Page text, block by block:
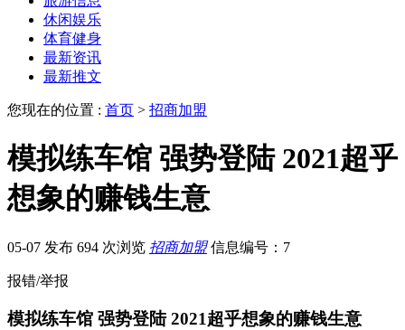
休闲娱乐
体育健身
最新资讯
最新推文
您现在的位置 : 首页 > 招商加盟
模拟练车馆 强势登陆 2021超乎
想象的赚钱生意
05-07 发布 694 次浏览 招商加盟 信息编号：7
报错/举报
模拟练车馆 强势登陆 2021超乎想象的赚钱生意